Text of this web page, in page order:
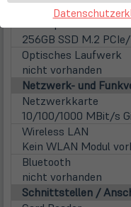
Festplatten /
256GB SSD M.2
Optisches Laufwerk
nicht vorhanden
Netzwerk- und
Netzwerkkarte
10/100/1000 MBit/s
Wireless LAN
Kein WLAN Modul
Bluetooth
nicht vorhanden
Schnittstellen /